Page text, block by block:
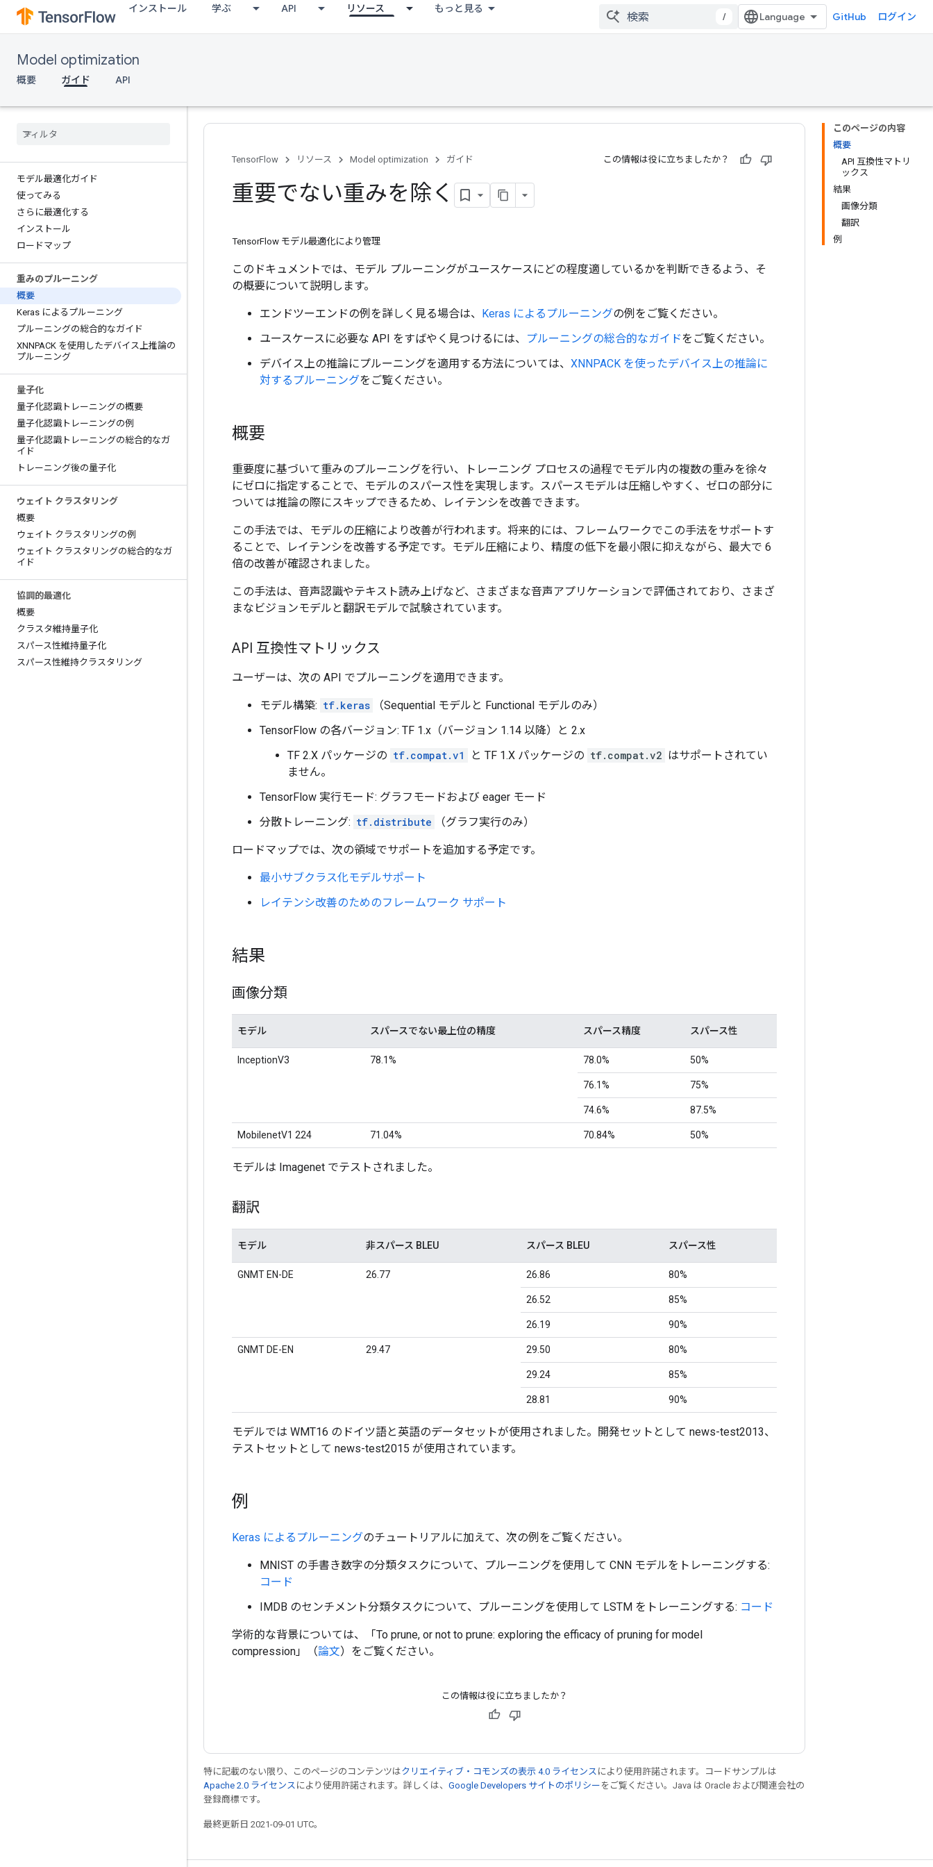
インストール 学ぶ API リソース もっと見る
/ GitHub ログイン
Model optimization
概要 ガイド API
モデル最適化ガイド
使ってみる
さらに最適化する
インストール
ロードマップ
重みのプルーニング
概要
Keras によるプルーニング
プルーニングの総合的なガイド
XNNPACK を使用したデバイス上推論の
プルーニング
量子化
量子化認識トレーニングの概要
量子化認識トレーニングの例
量子化認識トレーニングの総合的なガ
イド
トレーニング後の量子化
ウェイト クラスタリング
概要
ウェイト クラスタリングの例
ウェイト クラスタリングの総合的なガ
イド
協調的最適化
概要
クラスタ維持量子化
スパース性維持量子化
スパース性維持クラスタリング
このページの内容
概要
API 互換性マトリ
ックス
結果
画像分類
翻訳
例
TensorFlow リソース Model optimization ガイド この情報は役に立ちましたか？
重要でない重みを除く
TensorFlow モデル最適化により管理
このドキュメントでは、モデル プルーニングがユースケースにどの程度適しているかを判断できるよう、そ
の概要について説明します。
エンドツーエンドの例を詳しく見る場合は、 Keras によるプルーニングの例をご覧ください。
ユースケースに必要な API をすばやく見つけるには、
プルーニングの総合的なガイドをご覧ください。
デバイス上の推論にプルーニングを適用する方法については、 XNNPACK を使ったデバイス上の推論に
対するプルーニングをご覧ください。
概要
重要度に基づいて重みのプルーニングを行い、トレーニング プロセスの過程でモデル内の複数の重みを徐々
にゼロに指定することで、モデルのスパース性を実現します。スパースモデルは圧縮しやすく、ゼロの部分に
ついては推論の際にスキップできるため、レイテンシを改善できます。
この手法では、モデルの圧縮により改善が行われます。将来的には、フレームワークでこの手法をサポートす
ることで、レイテンシを改善する予定です。モデル圧縮により、精度の低下を最小限に抑えながら、最大で 6
倍の改善が確認されました。
この手法は、音声認識やテキスト読み上げなど、さまざまな音声アプリケーションで評価されており、さまざ
まなビジョンモデルと翻訳モデルで試験されています。
API 互換性マトリックス
ユーザーは、次の API でプルーニングを適用できます。
モデル構築: tf.keras
（Sequential モデルと Functional モデルのみ）
TensorFlow の各バージョン: TF 1.x（バージョン 1.14 以降）と 2.x
TF 2.X パッケージの tf.compat.v1 と TF 1.X パッケージの tf.compat.v2 はサポートされてい
ません。
TensorFlow 実行モード: グラフモードおよび eager モード
分散トレーニング: tf.distribute （グラフ実行のみ）
ロードマップでは、次の領域でサポートを追加する予定です。
最小サブクラス化モデルサポート
レイテンシ改善のためのフレームワーク サポート
結果
画像分類
モデル スパースでない最上位の精度 スパース精度 スパース性
InceptionV3 78.1% 78.0% 50%
76.1% 75%
74.6% 87.5%
MobilenetV1 224 71.04% 70.84% 50%
モデルは Imagenet でテストされました。
翻訳
モデル 非スパース BLEU スパース BLEU スパース性
GNMT EN-DE 26.77 26.86 80%
26.52 85%
26.19 90%
GNMT DE-EN 29.47 29.50 80%
29.24 85%
28.81 90%
モデルでは WMT16 のドイツ語と英語のデータセットが使用されました。開発セットとして news-test2013、
テストセットとして news-test2015 が使用されています。
例
Keras によるプルーニングのチュートリアルに加えて、次の例をご覧ください。
MNIST の手書き数字の分類タスクについて、プルーニングを使用して CNN モデルをトレーニングする:
コード
IMDB のセンチメント分類タスクについて、プルーニングを使用して LSTM をトレーニングする: コード
学術的な背景については、「To prune, or not to prune: exploring the efficacy of pruning for model
compression」
（論文）をご覧ください。
この情報は役に立ちましたか？
特に記載のない限り、このページのコンテンツはクリエイティブ・コモンズの表示 4.0 ライセンス により使用許諾されます。コードサンプルは
Apache 2.0 ライセンス により使用許諾されます。詳しくは、 Google Developers サイトのポリシー をご覧ください。Java は Oracle および関連会社の
登録商標です。
最終更新日 2021-09-01 UTC。